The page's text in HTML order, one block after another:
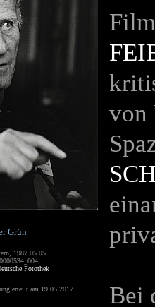
Grün
1987.05.05
Fotothek
erteilt am 19.05.2017
von
Bei